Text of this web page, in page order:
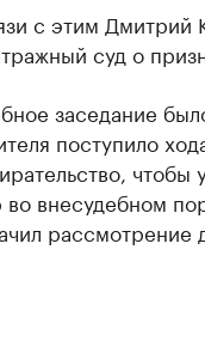
с этим Дмитрий
суд о
заседание
поступило
чтобы
внесудебном
рассмотрение